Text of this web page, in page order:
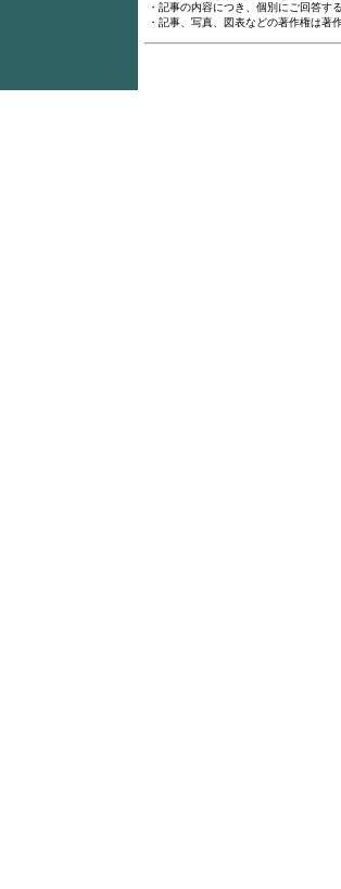
・記事の内容につき、個別にご回答す
・記事、写真、図表などの著作権は